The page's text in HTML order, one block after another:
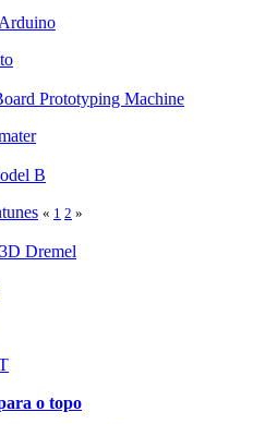
Prototyping Machine
B
« 1 2 »
Dremel
o topo